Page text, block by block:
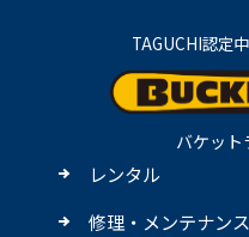
TAGUCHI認定
バケッ
レンタル
修理・メンテナンス